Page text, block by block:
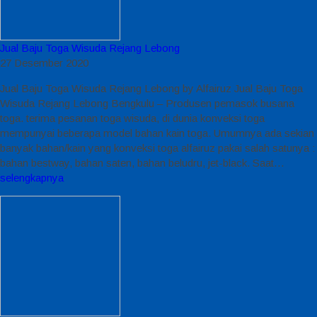
Jual Baju Toga Wisuda Rejang Lebong
27 Desember 2020
Jual Baju Toga Wisuda Rejang Lebong by Alfairuz Jual Baju Toga
Wisuda Rejang Lebong Bengkulu – Produsen pemasok busana
toga. terima pesanan toga wisuda, di dunia konveksi toga
mempunyai beberapa model bahan kain toga. Umumnya ada sekian
banyak bahan/kain yang konveksi toga alfairuz pakai salah satunya :
bahan bestway, bahan saten, bahan beludru, jet-black. Saat…
selengkapnya